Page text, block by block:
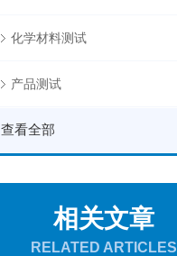
化学材料测试
产品测试
查看全部
相关文章
RELATED ARTICLES